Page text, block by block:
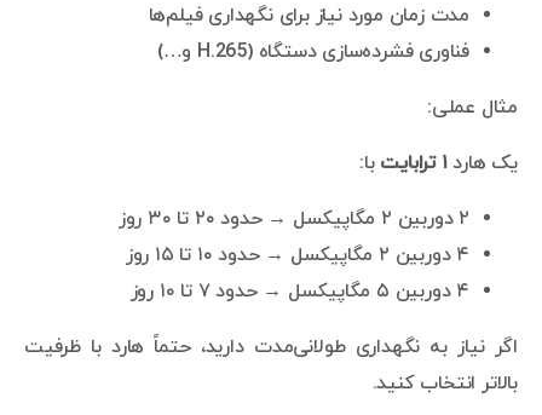
مدت زمان مورد نیاز برای نگهداری فیلم‌ها
فناوری فشرده‌سازی دستگاه (H.265 و…)
مثال عملی:
یک هارد۱ ترابایت با:
۲ دوربین ۲ مگاپیکسل → حدود ۲۰ تا ۳۰ روز
۴ دوربین ۲ مگاپیکسل → حدود ۱۰ تا ۱۵ روز
۴ دوربین ۵ مگاپیکسل → حدود ۷ تا ۱۰ روز
اگر نیاز به نگهداری طولانی‌مدت دارید، حتماً هارد با ظرفیت
بالاتر انتخاب کنید.